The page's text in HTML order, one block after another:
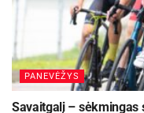
PANEVĖŽYS
Savaitgalį – sėkmingas